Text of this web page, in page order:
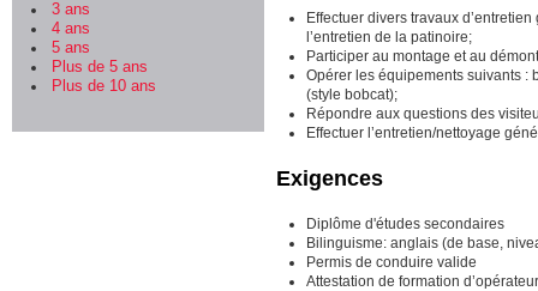
3 ans
4 ans
5 ans
Plus de 5 ans
Plus de 10 ans
Effectuer divers travaux
l’entretien de la patinoire;
Participer au montage et au
Opérer les équipements suivants :
(style bobcat);
Répondre aux questions des
Effectuer l’entretien/nettoyage
Exigences
Diplôme d'études secondaires
Bilinguisme: anglais (de base,
Permis de conduire valide
Attestation de formation